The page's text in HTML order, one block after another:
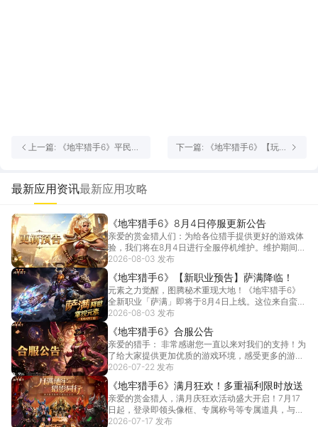
上一篇: 《地牢猎手6》平民避
下一篇: 《地牢猎手6》【玩法
最新应用资讯最新应用攻略
《地牢猎手6》8月4日停服更新公告
亲爱的赏金猎人们：为给各位猎手提供更好的游戏体
验，我们将在8月4日进行全服停机维护。维护期间将
无法进... [详情]
2026-08-03 发布
《地牢猎手6》【新职业预告】萨满降临！
元素之力觉醒，图腾秘术重现大地！《地牢猎手6》
全新职业「萨满」即将于8月4日上线。这位来自蛮荒
部落的... [详情]
2026-08-03 发布
《地牢猎手6》合服公告
亲爱的猎手： 非常感谢您一直以来对我们的支持！为
了给大家提供更加优质的游戏环境，感受更多的游戏
乐趣，... [详情]
2026-07-22 发布
《地牢猎手6》满月狂欢！多重福利限时放送
亲爱的赏金猎人，满月庆狂欢活动盛大开启！7月17
日起，登录即领头像框、专属称号等专属道具，与万
千猎手... [详情]
2026-07-17 发布